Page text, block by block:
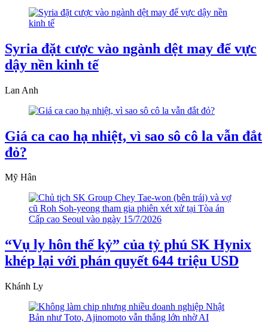
Syria đặt cược vào ngành dệt may để vực
dậy nền kinh tế
Lan Anh
Giá ca cao hạ nhiệt, vì sao sô cô la vẫn đắt
đỏ?
Mỹ Hân
“Vụ ly hôn thế kỷ” của tỷ phú SK Hynix
khép lại với phán quyết 644 triệu USD
Khánh Ly